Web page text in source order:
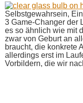
Selbstgewahrsein,
3 Game-
es so ähnlich wie mit
zwar von Geburt an
braucht, die konkrete
allerdings erst im
Vorbildern, die wir